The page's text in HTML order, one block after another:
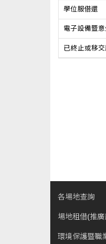
學位服借還
電子設備暨
已終止或移
各場地查詢
場地租借(推廣
環境保護暨職